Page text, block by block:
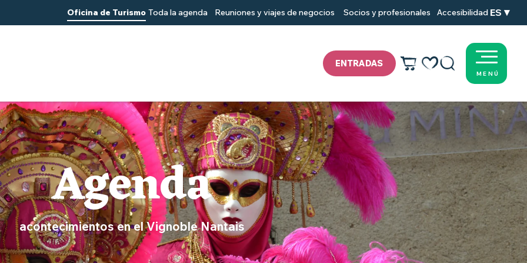
ENTRADAS
Voir les favoris
Buscar
Oficina de Turismo Toda la agenda Reuniones y viajes de negocios Socios y profesionales Accesibilidad ES
MENÚ
Agenda
acontecimientos en el Vignoble Nantais